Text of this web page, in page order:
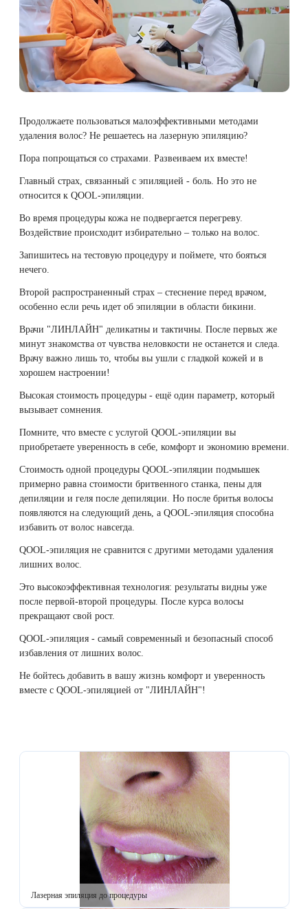
Продолжаете пользоваться малоэффективными методами
удаления волос? Не решаетесь на лазерную эпиляцию?
Пора попрощаться со страхами. Развеиваем их вместе!
Главный страх, связанный с эпиляцией - боль. Но это не
относится к QOOL-эпиляции.
Во время процедуры кожа не подвергается перегреву.
Воздействие происходит избирательно – только на волос.
Запишитесь на тестовую процедуруи поймете, что бояться
нечего.
Второй распространенный страх – стеснение перед врачом,
особенно если речь идет об эпиляции в области бикини.
Врачи "ЛИНЛАЙН" деликатны и тактичны. После первых же
минут знакомства от чувства неловкости не останется и следа.
Врачу важно лишь то, чтобы вы ушли с гладкой кожей и в
хорошем настроении!
Высокая стоимость процедуры - ещё один параметр, который
вызывает сомнения.
Помните, что вместе с услугой QOOL-эпиляции вы
приобретаете уверенность в себе, комфорт и экономию времени.
Стоимость одной процедуры QOOL-эпиляции подмышек
примерно равна стоимости бритвенного станка, пены для
депиляции и геля после депиляции. Но после бритья волосы
появляются на следующий день, а QOOL-эпиляция способна
избавить от волос навсегда.
QOOL-эпиляция не сравнится с другими методами удаления
лишних волос.
Это высокоэффективная технология: результаты видны уже
после первой-второй процедуры. После курса волосы
прекращают свой рост.
QOOL-эпиляция - самый современный и безопасный способ
избавления от лишних волос.
Не бойтесь добавить в вашу жизнь комфорт и уверенность
вместе с QOOL-эпиляцией от "ЛИНЛАЙН"!
Лазерная эпиляция до процедуры
Удаление растяжек
Лазерная наноперфорация
Лазерная эпиляция
Лазерная QOOL-эпиляция
Эпиляция диодным лазером
Лазерное омоложение рук
Удаление татуировок
Удаление татуажа (перманентного макияжа)
Лазерное удаление невуса
Лечение прыщей (угревой сыпи)
Лечение гиперпигментации
Удаление веснушек
Удаление сосудистых звездочек
Удаление винного пятна
Лечение псориаза
Лазерный пилинг
Лазерное удаление рубцов
Удаление рубцов
Удаление новообразований
Лазерное лечение постакне
QOOL- омоложение
Карбоновый пилинг
Лазерное лечение ринофимы
Лазерное лечение розацеа
Интимное лазерное омоложение
Плазмотерапия
Нитевой лифтинг
Озонотерапия
Дермотония на аппарате SKINTONIC
(Скинтоник)
Микротоки и миостимуляция
Ультразвуковая чистка лица
RSL-скульптурирование
Вакуумно-роликовый массаж на аппарате
Beautyliner (Бьютилайнер)
Вакуумно-роликовый массаж на аппарате
Фотодинамическая терапия HELEO™
ДНК-тестирование
Интегративная косметология
Процедуры для детей
Маникюр и педикюр
Косметология для подростков
Косметология для мужчин
Купить космецевтику VIF
Избавиться от растяжек на животе
Освежить кожу
Омолодить кожу рук
Изменить овал лица
Избавиться от птоза на лице
Избавиться от морщин
Убрать морщины на шее
Увеличить губы
Удалить морщины вокруг глаз
Удалить носогубные складки
Удалить перманентный макияж
Удалить рубцы
Поднять брови
Молодую и увлажнённую кожу вокруг глаз
Вылечить расширенные поры
Избавиться от комедонов на лице
Избавиться от пигментных пятен на лице
Остановить выпадение волос
Восстановление здоровья волос
Сделать педикюр
Купить абонемент
Конгресс ECALM